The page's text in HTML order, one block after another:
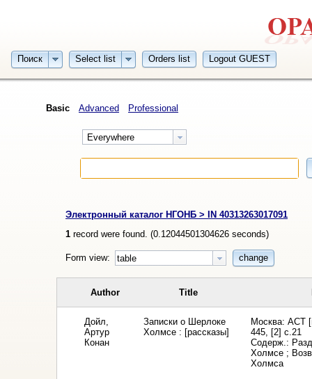
Поиск Select list Orders list Logout GUEST
Basic Advanced Professional
Everywhere
Электронный каталог НГОНБ > IN 40313263017091
1 record were found. (0.12044501304626 seconds)
Form view: table change
Author Title
Дойл,
Артур
Конан
Записки о Шерлоке
Холмсе : [рассказы]
Москва: АСТ
445, [2] с.21
Содерж.:
Холмсе ;
Холмса